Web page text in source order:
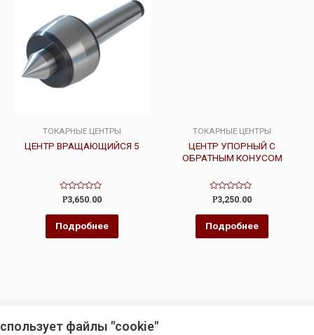
ТОКАРНЫЕ ЦЕНТРЫ
ЦЕНТР ВРАЩАЮЩИЙСЯ 5
Оценка
0
из
Р3,650.00
Подробнее
ТОКАРНЫЕ ЦЕНТРЫ
ЦЕНТР УПОРНЫЙ С
ОБРАТНЫМ КОНУСОМ
Оценка
0
из
Р3,250.00
Подробнее
файлы "cookie"